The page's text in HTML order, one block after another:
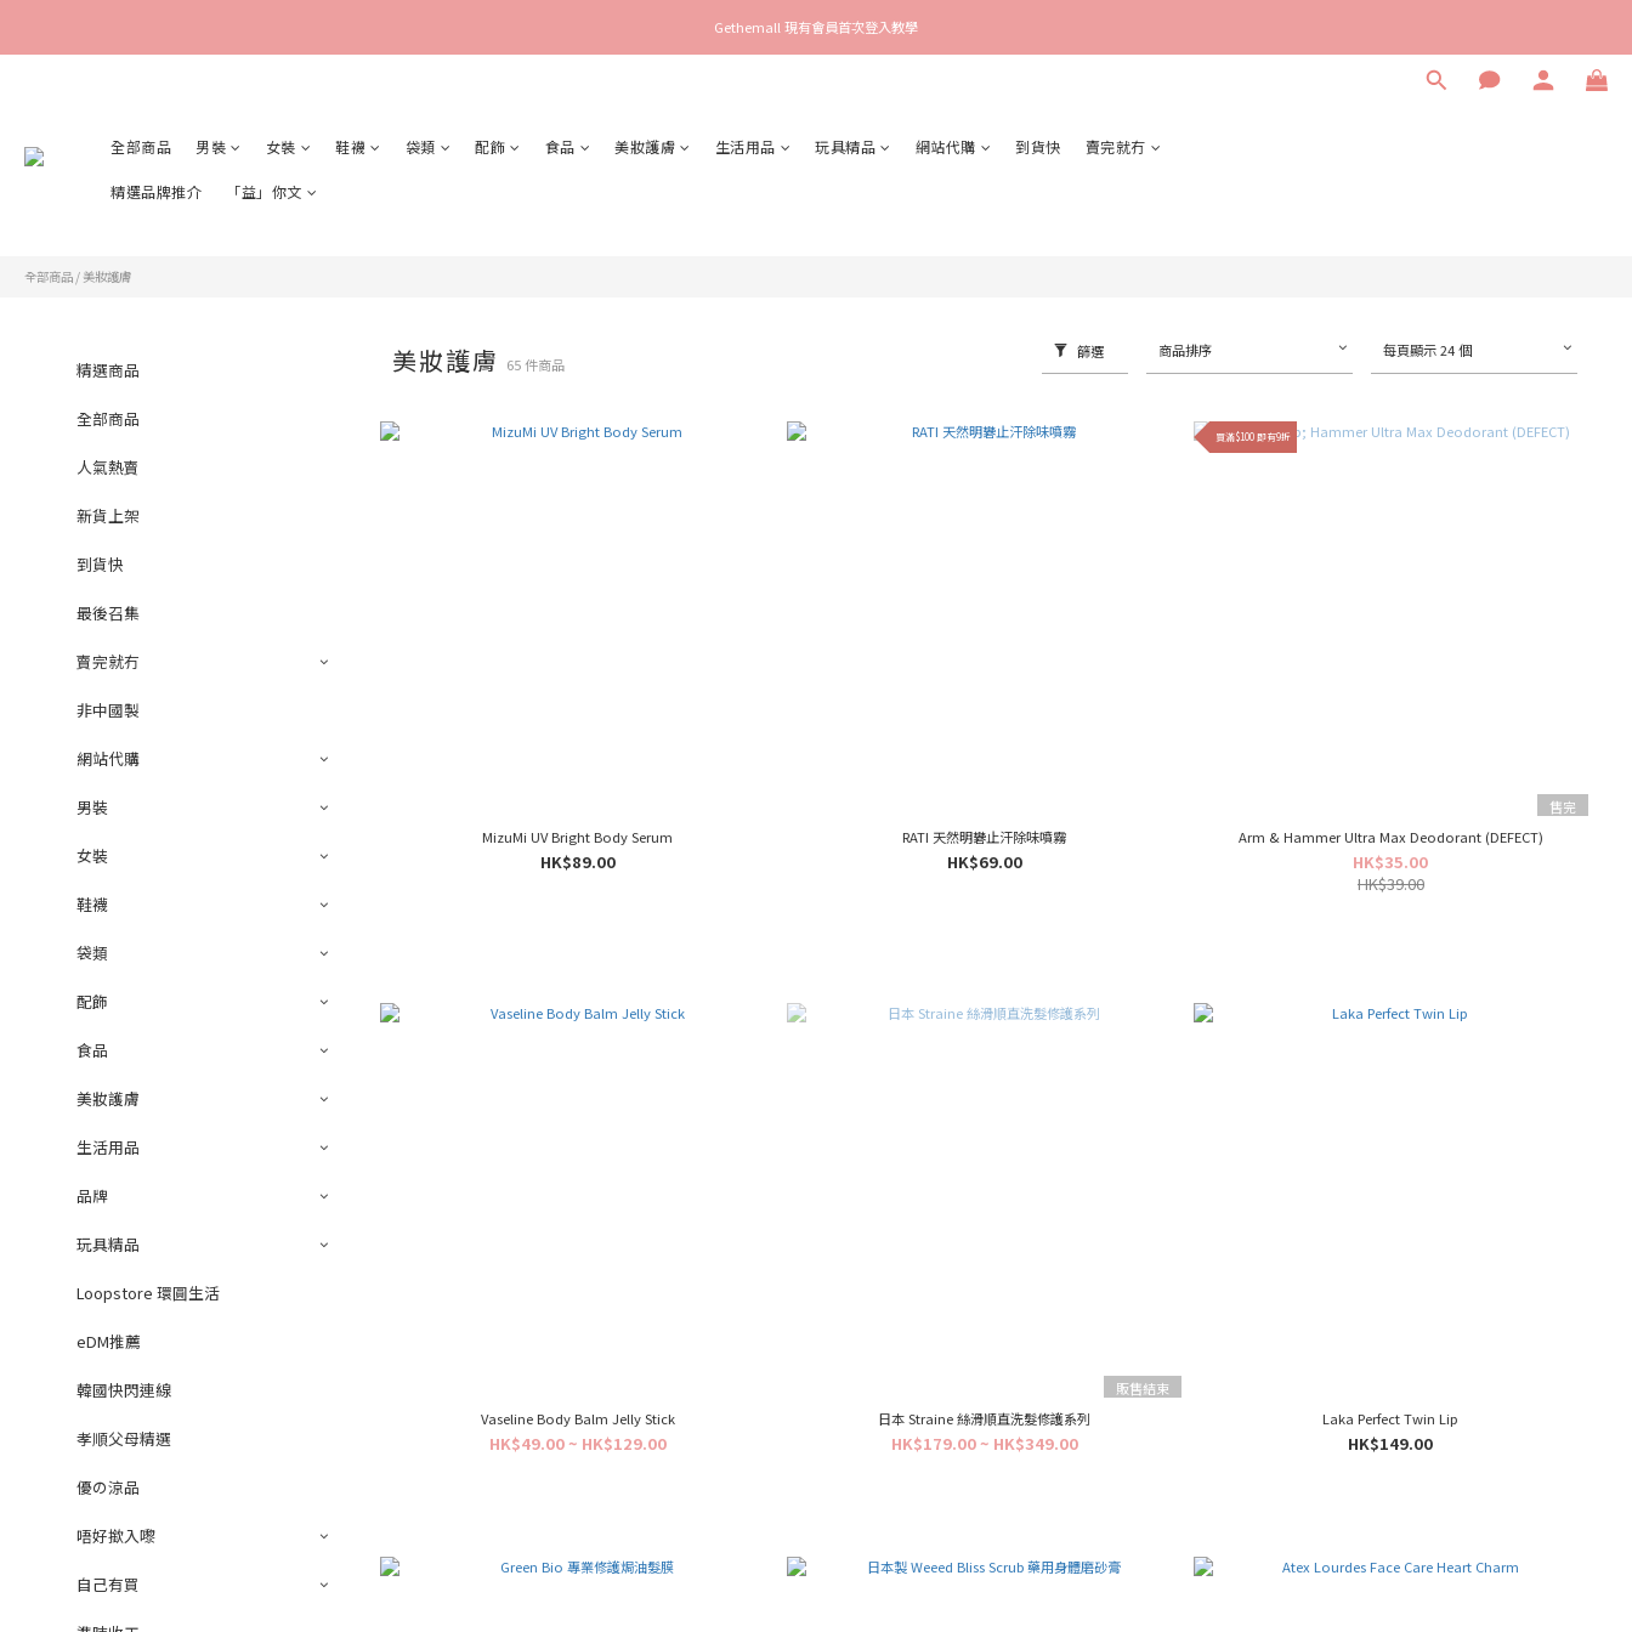
Gethemall 現有會員首次登入教學
全部商品 男裝 女裝 鞋襪 袋類 配飾 食品 美妝護膚 生活用品 玩具精品 網站代購 到貨快 賣完就冇
精選品牌推介 「益」你文
全部商品 / 美妝護膚
精選商品
全部商品
人氣熱賣
新貨上架
到貨快
最後召集
賣完就冇
非中國製
網站代購
男裝
女裝
鞋襪
袋類
配飾
食品
美妝護膚
生活用品
品牌
玩具精品
Loopstore 環圓生活
eDM推薦
韓國快閃連線
孝順父母精選
優の涼品
唔好撳入嚟
自己有買
美妝護膚 65 件商品
篩選 商品排序 每頁顯示 24 個
MizuMi UV Bright Body Serum
HK$89.00
RATI 天然明礬止汗除味噴霧
HK$69.00
買滿$100 即有9折
售完
Arm & Hammer Ultra Max Deodorant (DEFECT)
HK$35.00
HK$39.00
Vaseline Body Balm Jelly Stick
HK$49.00 ~ HK$129.00
販售結束
日本 Straine 絲滑順直洗髮修護系列
HK$179.00 ~ HK$349.00
Laka Perfect Twin Lip
HK$149.00